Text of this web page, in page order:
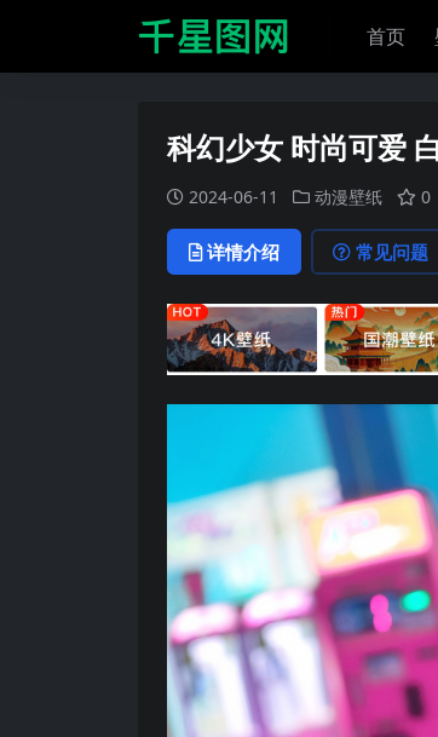
首页
科幻少女 时尚可爱
2024-06-11 动漫壁纸 0
详情介绍 常见问题